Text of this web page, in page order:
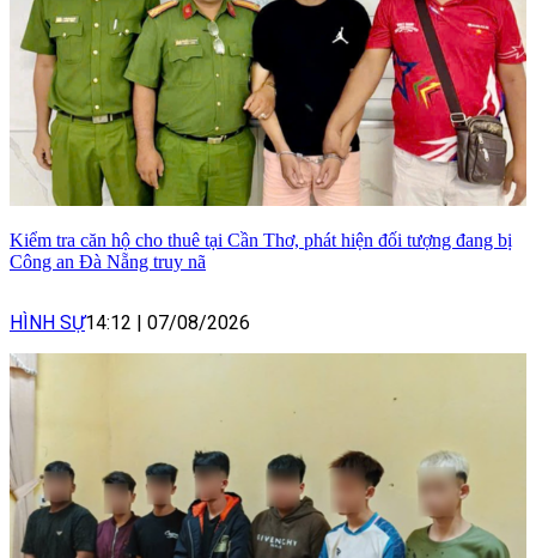
Kiểm tra căn hộ cho thuê tại Cần Thơ, phát hiện đối tượng đang bị
Công an Đà Nẵng truy nã
HÌNH SỰ14:12 | 07/08/2026